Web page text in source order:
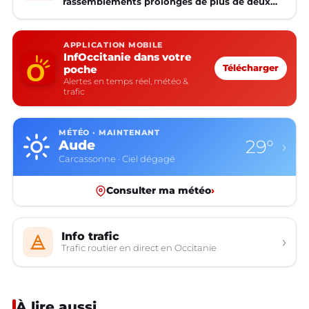
APPLICATION MOBILE
InfOccitanie dans votre
poche
Alertes en temps réel, météo &
trafic
Télécharger
MÉTÉO · MAINTENANT
Aude
Carcassonne · Ciel dégagé
29° ›
Consulter ma météo›
Info trafic
Trafic routier en direct en Occitanie ›